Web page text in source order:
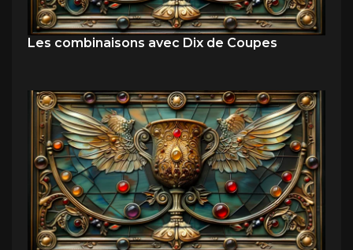
Les combinaisons avec Dix de Coupes